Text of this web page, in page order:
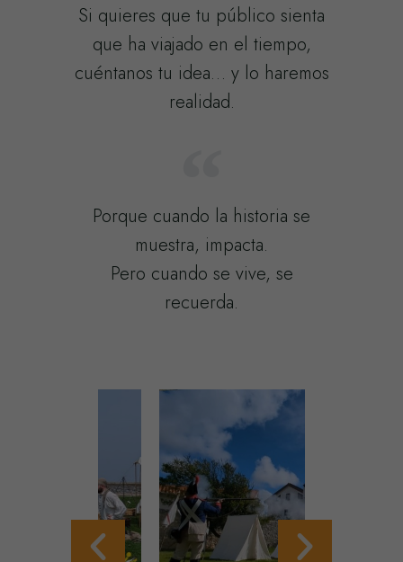
Si quieres que tu público sienta
que ha viajado en el tiempo,
cuéntanos tu idea… y lo haremos
realidad.
Porque cuando la historia se
muestra, impacta.
Pero cuando se vive, se
recuerda.